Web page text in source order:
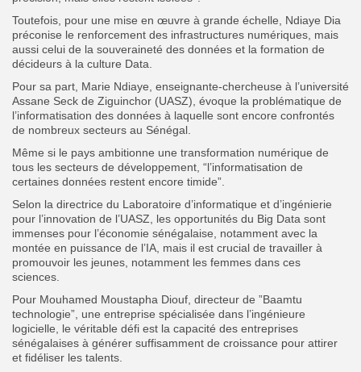
Toutefois, pour une mise en œuvre à grande échelle, Ndiaye Dia
préconise le renforcement des infrastructures numériques, mais
aussi celui de la souveraineté des données et la formation de
décideurs à la culture Data.
Pour sa part, Marie Ndiaye, enseignante-chercheuse à l’université
Assane Seck de Ziguinchor (UASZ), évoque la problématique de
l’informatisation des données à laquelle sont encore confrontés
de nombreux secteurs au Sénégal.
Même si le pays ambitionne une transformation numérique de
tous les secteurs de développement, “l’informatisation de
certaines données restent encore timide”.
Selon la directrice du Laboratoire d’informatique et d’ingénierie
pour l’innovation de l’UASZ, les opportunités du Big Data sont
immenses pour l’économie sénégalaise, notamment avec la
montée en puissance de l’IA, mais il est crucial de travailler à
promouvoir les jeunes, notamment les femmes dans ces
sciences.
Pour Mouhamed Moustapha Diouf, directeur de ”Baamtu
technologie”, une entreprise spécialisée dans l’ingénieure
logicielle, le véritable défi est la capacité des entreprises
sénégalaises à générer suffisamment de croissance pour attirer
et fidéliser les talents.